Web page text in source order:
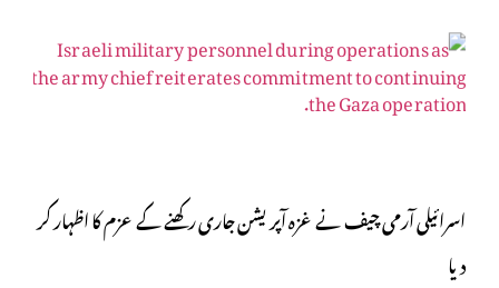
اسرائیلی آرمی چیف نے غزہ آپریشن جاری رکھنے کے عزم کا اظہار کر
دیا